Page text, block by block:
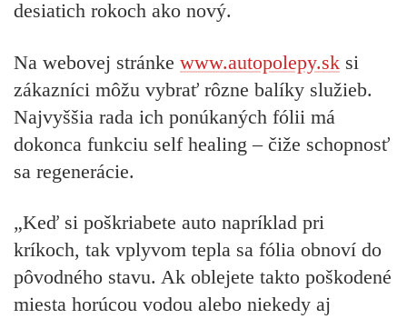
desiatich rokoch ako nový.
Na webovej stránke www.autopolepy.sk si
zákazníci môžu vybrať rôzne balíky služieb.
Najvyššia rada ich ponúkaných fólii má
dokonca funkciu self healing – čiže schopnosť
sa regenerácie.
„Keď si poškriabete auto napríklad pri
kríkoch, tak vplyvom tepla sa fólia obnoví do
pôvodného stavu. Ak oblejete takto poškodené
miesta horúcou vodou alebo niekedy aj